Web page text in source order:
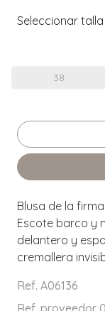
Seleccionar talla
38
Blusa de la
Escote barco y
delantero y
cremallera
Ref. A06136